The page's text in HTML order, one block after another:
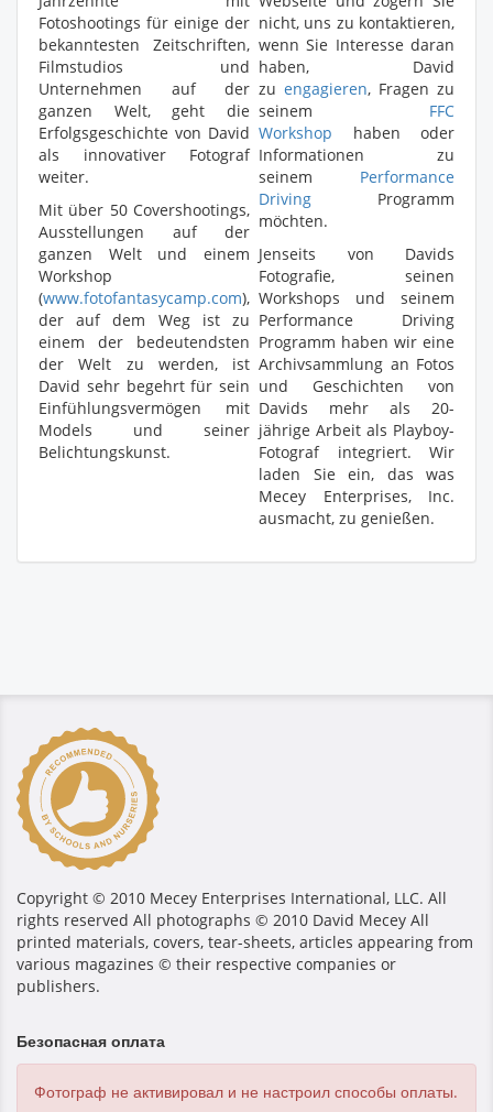
Fotoshootings für einige der
bekanntesten Zeitschriften,
Filmstudios und
Unternehmen auf der
ganzen Welt, geht die
Erfolgsgeschichte von David
als innovativer Fotograf
weiter.
Mit über 50 Covershootings,
Ausstellungen auf der
ganzen Welt und einem
Workshop
(www.fotofantasycamp.com),
der auf dem Weg ist zu
einem der bedeutendsten
der Welt zu werden, ist
David sehr begehrt für sein
Einfühlungsvermögen mit
Models und seiner
Belichtungskunst.
nicht, uns zu kontaktieren,
wenn Sie Interesse daran
haben, David
zu engagieren, Fragen zu
seinem FFC
Workshop haben oder
Informationen zu
seinem Performance
Driving Programm
möchten.
Jenseits von Davids
Fotografie, seinen
Workshops und seinem
Performance Driving
Programm haben wir eine
Archivsammlung an Fotos
und Geschichten von
Davids mehr als 20-
jährige Arbeit als Playboy-
Fotograf integriert. Wir
laden Sie ein, das was
Mecey Enterprises, Inc.
ausmacht, zu genießen.
Copyright © 2010 Mecey Enterprises International, LLC. All
rights reserved All photographs © 2010 David Mecey All
printed materials, covers, tear-sheets, articles appearing from
various magazines © their respective companies or
publishers.
Безопасная оплата
Фотограф не активировал и не настроил способы оплаты.